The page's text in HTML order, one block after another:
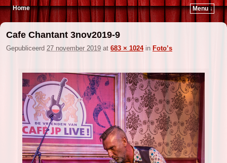
Home
Menu ↓
Spring naar de primaire inhoud
Spring naar de secundaire inhoud
Cafe Chantant 3nov2019-9
Gepubliceerd 27 november 2019 at 683 × 1024in Foto’s